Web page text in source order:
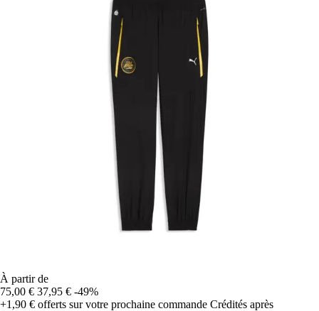
À partir de
75,00 € 37,95 € -49%
+1,90 € offerts sur votre prochaine commande Crédités après